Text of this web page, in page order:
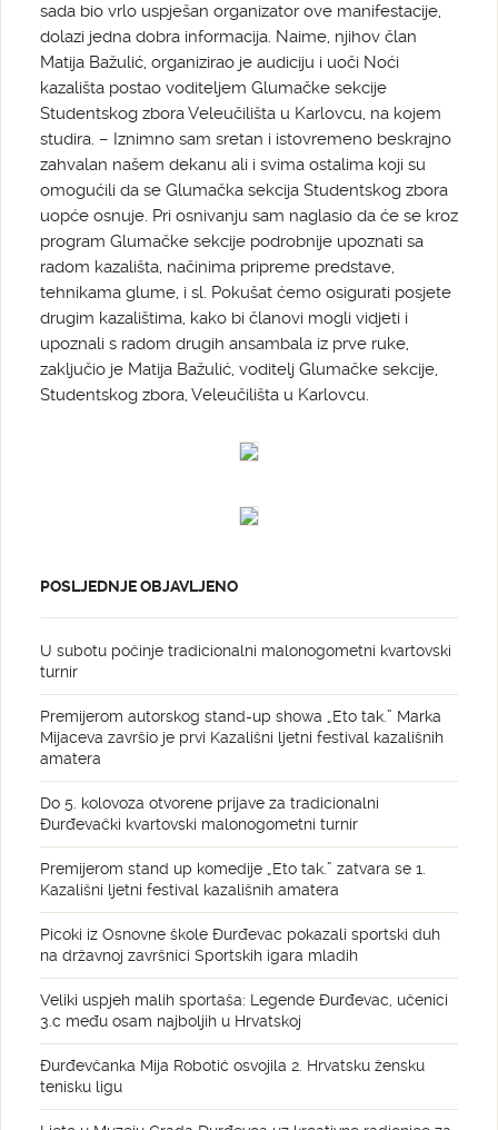
sada bio vrlo uspješan organizator ove manifestacije,
dolazi jedna dobra informacija. Naime, njihov član
Matija Bažulić, organizirao je audiciju i uoči Noći
kazališta postao voditeljem Glumačke sekcije
Studentskog zbora Veleučilišta u Karlovcu, na kojem
studira. – Iznimno sam sretan i istovremeno beskrajno
zahvalan našem dekanu ali i svima ostalima koji su
omogućili da se Glumačka sekcija Studentskog zbora
uopće osnuje. Pri osnivanju sam naglasio da će se kroz
program Glumačke sekcije podrobnije upoznati sa
radom kazališta, načinima pripreme predstave,
tehnikama glume, i sl. Pokušat ćemo osigurati posjete
drugim kazalištima, kako bi članovi mogli vidjeti i
upoznali s radom drugih ansambala iz prve ruke,
zaključio je Matija Bažulić, voditelj Glumačke sekcije,
Studentskog zbora, Veleučilišta u Karlovcu.
POSLJEDNJE OBJAVLJENO
U subotu počinje tradicionalni malonogometni kvartovski
turnir
Premijerom autorskog stand-up showa „Eto tak.” Marka
Mijaceva završio je prvi Kazališni ljetni festival kazališnih
amatera
Do 5. kolovoza otvorene prijave za tradicionalni
Đurđevački kvartovski malonogometni turnir
Premijerom stand up komedije „Eto tak.” zatvara se 1.
Kazališni ljetni festival kazališnih amatera
Picoki iz Osnovne škole Đurđevac pokazali sportski duh
na državnoj završnici Sportskih igara mladih
Veliki uspjeh malih sportaša: Legende Đurđevac, učenici
3.c među osam najboljih u Hrvatskoj
Đurđevčanka Mija Robotić osvojila 2. Hrvatsku žensku
tenisku ligu